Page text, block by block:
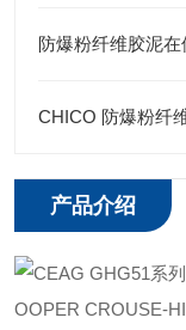
防爆粉纤维胶泥
产品介绍
OOPER CROUSE-